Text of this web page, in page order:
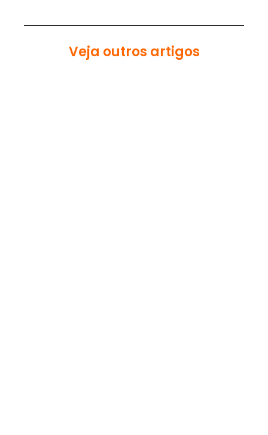
Veja outros artigos